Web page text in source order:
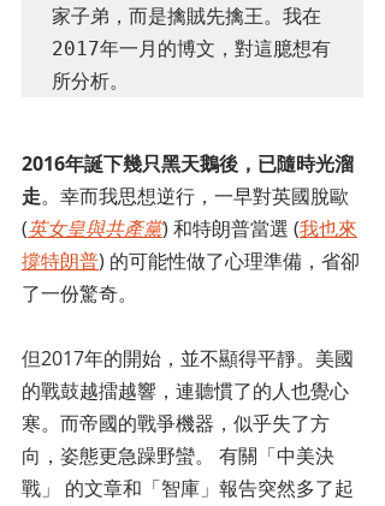
家子弟，而是擒賊先擒王。我在
2017年一月的博文，對這臆想有
所分析。
2016年誕下幾只黑天鵝後，已隨時光溜
走。幸而我思想逆行，一早對英國脫歐
(英女皇與共產黨) 和特朗普當選 (我也來
撐特朗普) 的可能性做了心理準備，省卻
了一份驚奇。
但2017年的開始，並不顯得平靜。美國
的戰鼓越擂越響，連聽慣了的人也覺心
寒。而帝國的戰爭機器，似乎失了方
向，姿態更急躁野蠻。 有關「中美決
戰」 的文章和「智庫」報告突然多了起